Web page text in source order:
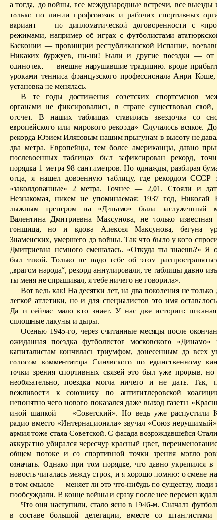
а тогда, до войны, все международные встречи, все
только по линии профсоюзов и рабочих спортивных
вариант — по дипломатической договоренности с
режимами, например об играх с футболистами
Басконии — провинции республиканской Испании,
Никаких буржуев, ни-ни! Были и другие поездки — от
одиночек, — внешне нарушавшие традицию, вроде
уроками тенниса французского профессионала АнриКоше,
установка не менялась.
В те годы достижения советских спортсменов
органами не фиксировались, в стране существовал свой,
отсчет. В наших таблицах ставилась звездочка со
европейского или мирового рекорда». Случалось всякое.
рекорда Юрием Илясовым нашим прыгунам в высоту не
два метра. Европейцы, тем более американцы, давно
послевоенных таблицах был зафиксирован рекорд,
порядка 1 метра 98 сантиметров. Но однажды, разбирая
отца, я нашел довоенную таблицу, где рекордом СССР
«заколдованные» 2 метра. Точнее — 2,01. Стояли и
Незнакомая, никем не упоминаемая: 1937 год, Николай
лыжным тренером на «Динамо» была заслуженный
Валентина Дмитриевна Максунова, не только
гонщица, но и вдова Алексея Максунова, бегуна
Знаменских, умершего до войны. Так что былоу кого
Дмитриевна немного смешалась. «Откуда ты знаешь?» Я
был такой. Только не надо тебе об этом
„врагом народа“, рекорд аннулировали, те таблицы давно
ты меня не спрашивал, я тебе ничего не говорила».
Вот ведь как! На десятки лет, на два поколения не только
легкой атлетики, но и для специалистов это имя
Да и сейчас мало кто знает. У нас две истории:
сплошные лакуны и дыры.
Осенью 1945-го, через считанные месяцы после
ожиданная поездка футболистов московского «Динамо»
капиталистам кончилась триумфом, донесенным до всех
голосом комментатора Синявского по единственному
точки зрения спортивных связей это был уже прорыв,
необязательно, поездка могла ничего и не дать. Так,
вежливости к союзнику по антигитлеровской
непонятно чего нового показался даже выход газеты
иной шапкой — «Советский». Но ведь уже распустили
радио вместо «Интернационала» звучал «Союз
армия тоже стала Советской. С фасада возрождавшейся
аккуратно убирался чересчур красный цвет,
общем потоке и со спортивной точки зрения могло
означать. Однако при том порядке, что давно укрепился в
новость читалась между строк, и я хорошо помню: о смене
в том смысле — меняет ли это что-нибудь по существу, люди
пообсуждали. В конце войны и сразу после нее перемен
Что они наступили, стало ясно в 1946-м. Сначала
в составе большой делегации, вместе со штангистами